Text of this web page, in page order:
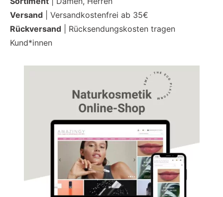
Versand | Versandkostenfrei ab 35€
Rückversand | Rücksendungskosten tragen
Kund*innen